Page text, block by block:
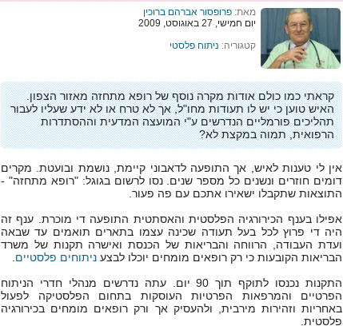
מאת: פרופסור אברהם ברוכין
יום חמישי, 27 באוגוסט, 2009
קטגוריה: ניתוח פלסטי
קראתי כמו כולם אודות מקרה נוסף של רופא מתחזה מאזור הצפון.
האיש טוען כי יש לו תעודות מחו"ל, אך לא טרח או לא ידע שעליו לעבור
תהליכים פורמליים הנדרשים ע"י המועצה המדעית וההסתדרות
הרפואית, תמוה במקצת לא?
אין לי טענות לאיש, אך התופעה לדאבוני קיימת, נושמת ובועטת. מקרים
דומים חוזרים ונשנים כל מספר שנים. נסו לרשום בגוגל: "רופא מתחזה" -
התוצאות שתקבלו ישאירו אתכם עם פה פעור.
אפילו בענף הכירורגיה הפלסטית והאסתטית התופעה די מוכרת. ענף זה
היה די פרוץ לכל בעל תעודה שכינה עצמו בתארים תואמים עד שבאה
ועדת העבודה, הרווחה והבריאות של הכנסת ואישרה תקנות של משרד
הבריאות הקובעות כי רק רופאים מומחים יוכלו לבצע ניתוחים פלסטיים
התקנות נכנסו לתוקף תוך 90 יום. עתה נדרשים מנהלי חדרי הניתוח
הפרטיים והמרפאות הפרטיות העוסקות בתחום הפלסטיקה לפעול
באחריות וזהירות מירבית, ולהעסיק אך ורק רופאים מומחים בכירורגיה
פלסטית.